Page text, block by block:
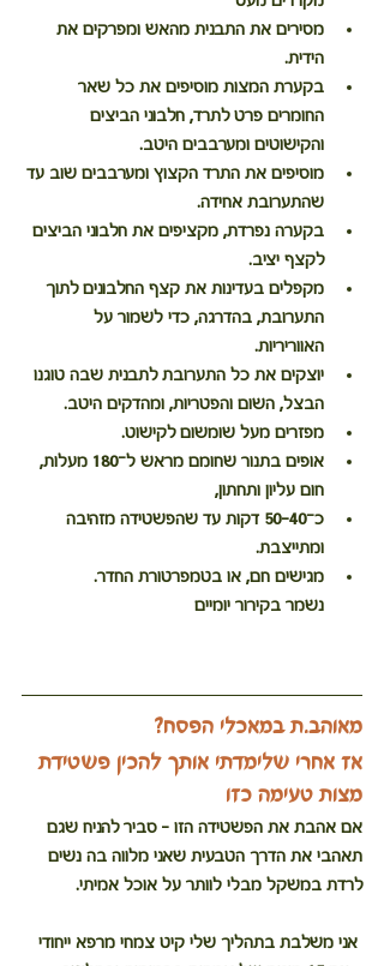
מסירים את התבנית מהאש ומפרקים את
הידית.
בקערת המצות מוסיפים את כל שאר
החומרים פרט לתרד, חלבוני הביצים
והקישוטים ומערבבים היטב.
מוסיפים את התרד הקצוץ ומערבבים שוב עד
שהתערובת אחידה.
בקערה נפרדת, מקציפים את חלבוני הביצים
לקצף יציב.
מקפלים בעדינות את קצף החלבונים לתוך
התערובת, בהדרגה, כדי לשמור על
האווריריות.
יוצקים את כל התערובת לתבנית שבה טוגנו
הבצל, השום והפטריות, ומהדקים היטב.
מפזרים מעל שומשום לקישוט.
אופים בתנור שחומם מראש ל־180 מעלות,
חום עליון ותחתון,
כ־40–50 דקות עד שהפשטידה מזהיבה
ומתייצבת.
מגישים חם, או בטמפרטורת החדר.
נשמר בקירור יומיים
מאוהב.ת במאכלי הפסח?
אז אחרי שלימדתי אותך להכין פשטידת
מצות טעימה כזו
אם אהבת את הפשטידה הזו – סביר להניח שגם
תאהבי את הדרך הטבעית שאני מלווה בה נשים
לרדת במשקל מבלי לוותר על אוכל אמיתי.
קיט צמחי מרפא ייחודי